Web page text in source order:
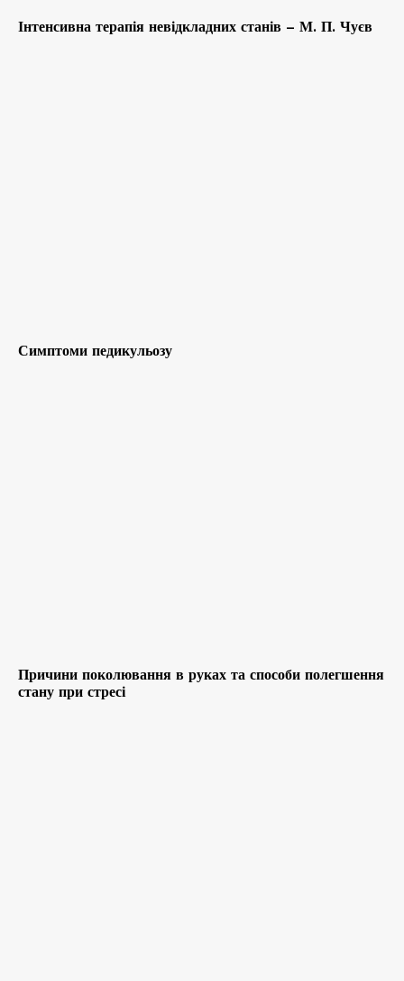
Інтенсивна терапія невідкладних станів – М. П. Чуєв
Симптоми педикульозу
Причини поколювання в руках та способи полегшення
стану при стресі